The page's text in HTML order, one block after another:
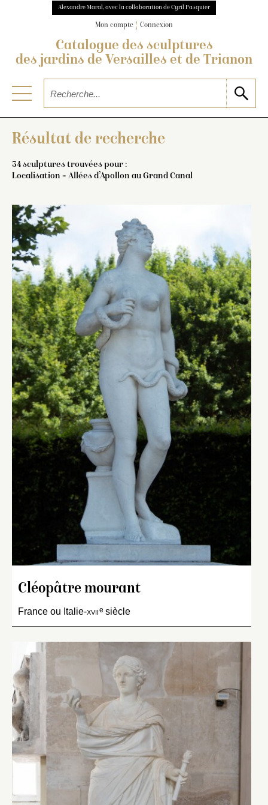
Alexandre Maral, avec la collaboration de Cyril Pasquier
Mon compte Connexion
Catalogue des sculptures
des jardins de Versailles et de Trianon
Résultat de recherche
34 sculptures trouvées pour :
Localisation = Allées d’Apollon au Grand Canal
Cléopâtre mourant
France ou Italie-xviie siècle